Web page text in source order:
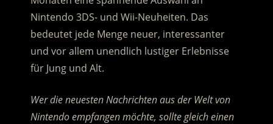
Nintendo 3DS- und Wii-Neuheiten. Das
bedeutet jede Menge neuer, interessanter
und vor allem unendlich lustiger Erlebnisse
für Jung und Alt.
Wer die neuesten Nachrichten aus der Welt von
Nintendo empfangen möchte, sollte gleich einen